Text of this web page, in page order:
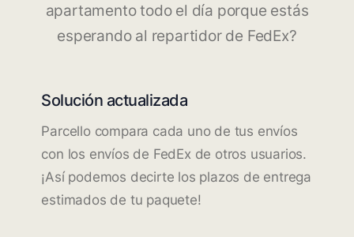
apartamento todo el día porque estás
esperando al repartidor de FedEx?
Solución actualizada
Parcello compara cada uno de tus envíos
con los envíos de FedEx de otros usuarios.
¡Así podemos decirte los plazos de entrega
estimados de tu paquete!